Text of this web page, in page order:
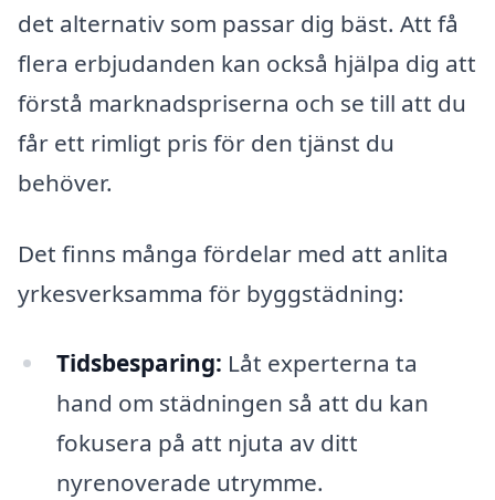
det alternativ som passar dig bäst. Att få
flera erbjudanden kan också hjälpa dig att
förstå marknadspriserna och se till att du
får ett rimligt pris för den tjänst du
behöver.
Det finns många fördelar med att anlita
yrkesverksamma för byggstädning:
Tidsbesparing: Låt experterna ta
hand om städningen så att du kan
fokusera på att njuta av ditt
nyrenoverade utrymme.